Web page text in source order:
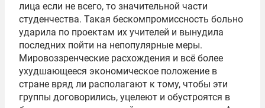
лица если не всего, то значительной части
студенчества. Такая бескомпромиссность больно
ударила по проектам их учителей и вынудила
последних пойти на непопулярные меры.
Мировоззренческие расхождения и всё более
ухудшающееся экономическое положение в
стране вряд ли располагают к тому, чтобы эти
группы договорились, уцелеют и обустроятся в